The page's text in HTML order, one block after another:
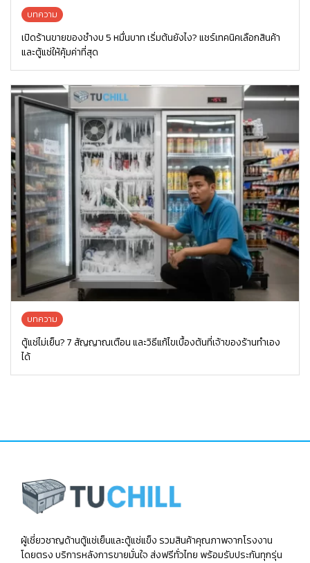
บทความ
เปิดร้านขายของชำงบ 5 หมื่นบาท เริ่มต้นยังไง? แชร์เทคนิคเลือกสินค้า
และตู้แช่ให้คุ้มค่าที่สุด
บทความ
ตู้แช่ไม่เย็น? 7 สัญญาณเตือน และวิธีแก้ไขเบื้องต้นที่เจ้าของร้านทำเอง
ได้
ผู้เชี่ยวชาญด้านตู้แช่เย็นและตู้แช่แข็ง รวมสินค้าคุณภาพจากโรงงาน
โดยตรง บริการหลังการขายมั่นใจ ส่งฟรีทั่วไทย พร้อมรับประกันทุกรุ่น